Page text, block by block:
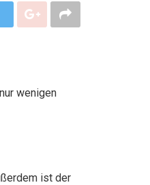
wenigen
ist der